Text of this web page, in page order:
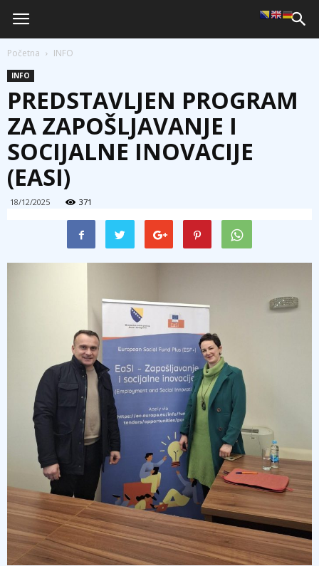
Početna INFO
INFO
PREDSTAVLJEN PROGRAM
ZA ZAPOŠLJAVANJE I
SOCIJALNE INOVACIJE
(EASI)
18/12/2025 371